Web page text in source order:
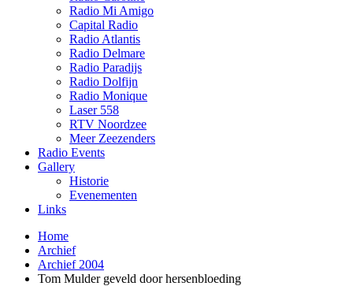
Radio Mi Amigo
Capital Radio
Radio Atlantis
Radio Delmare
Radio Paradijs
Radio Dolfijn
Radio Monique
Laser 558
RTV Noordzee
Meer Zeezenders
Radio Events
Gallery
Historie
Evenementen
Links
Home
Archief
Archief 2004
Tom Mulder geveld door hersenbloeding